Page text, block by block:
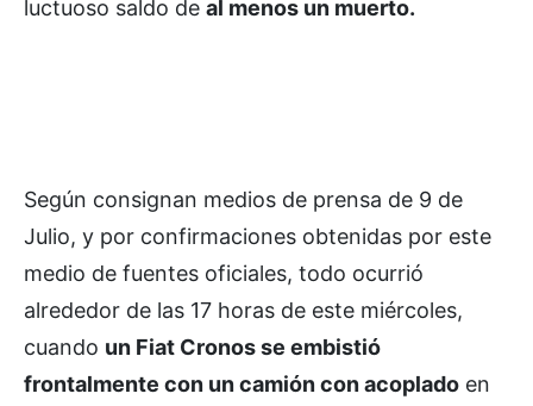
luctuoso saldo de al menos un muerto.
Según consignan medios de prensa de 9 de
Julio, y por confirmaciones obtenidas por este
medio de fuentes oficiales, todo ocurrió
alrededor de las 17 horas de este miércoles,
cuando un Fiat Cronos se embistió
frontalmente con un camión con acoplado en